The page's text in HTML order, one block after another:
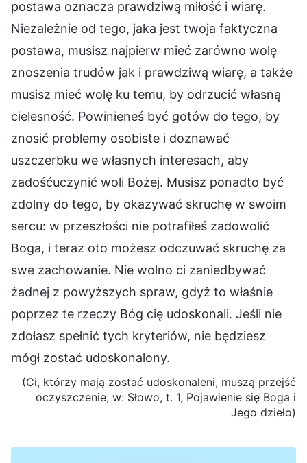
postawa oznacza prawdziwą miłość i wiarę.
Niezależnie od tego, jaka jest twoja faktyczna
postawa, musisz najpierw mieć zarówno wolę
znoszenia trudów jak i prawdziwą wiarę, a także
musisz mieć wolę ku temu, by odrzucić własną
cielesność. Powinieneś być gotów do tego, by
znosić problemy osobiste i doznawać
uszczerbku we własnych interesach, aby
zadośćuczynić woli Bożej. Musisz ponadto być
zdolny do tego, by okazywać skruchę w swoim
sercu: w przeszłości nie potrafiłeś zadowolić
Boga, i teraz oto możesz odczuwać skruchę za
swe zachowanie. Nie wolno ci zaniedbywać
żadnej z powyższych spraw, gdyż to właśnie
poprzez te rzeczy Bóg cię udoskonali. Jeśli nie
zdołasz spełnić tych kryteriów, nie będziesz
mógł zostać udoskonalony.
(Ci, którzy mają zostać udoskonaleni, muszą przejść
oczyszczenie, w: Słowo, t. 1, Pojawienie się Boga i
Jego dzieło)